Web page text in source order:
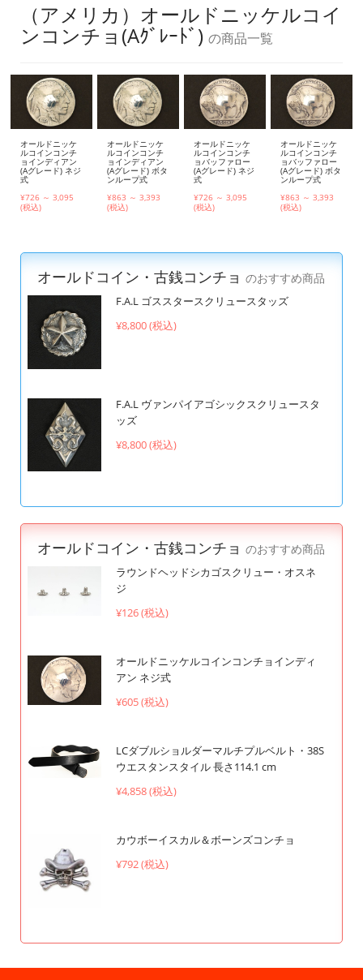
（アメリカ）オールドニッケルコイ
ンコンチョ(Aｸﾞﾚｰﾄﾞ) の商品一覧
オールドニッケ
ルコインコンチ
ョインディアン
(Aグレード) ネジ
式
¥726 ～ 3,095
(税込)
オールドニッケ
ルコインコンチ
ョインディアン
(Aグレード) ボタ
ンループ式
¥863 ～ 3,393
(税込)
オールドニッケ
ルコインコンチ
ョバッファロー
(Aグレード) ネジ
式
¥726 ～ 3,095
(税込)
オールドニッケ
ルコインコンチ
ョバッファロー
(Aグレード) ボタ
ンループ式
¥863 ～ 3,393
(税込)
オールドコイン・古銭コンチョ のおすすめ商品
F.A.L ゴススタースクリュースタッズ
¥8,800 (税込)
F.A.L ヴァンパイアゴシックスクリュースタ
ッズ
¥8,800 (税込)
オールドコイン・古銭コンチョ のおすすめ商品
ラウンドヘッドシカゴスクリュー・オスネ
ジ
¥126 (税込)
オールドニッケルコインコンチョインディ
アン ネジ式
¥605 (税込)
LCダブルショルダーマルチプルベルト・38S
ウエスタンスタイル 長さ114.1 cm
¥4,858 (税込)
カウボーイスカル＆ボーンズコンチョ
¥792 (税込)